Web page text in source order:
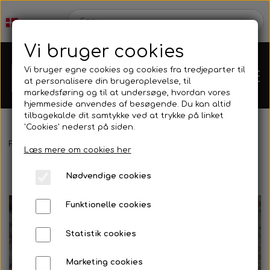
Webshop
Produkt Nyheder
Tilbud
Kleinsub
Billedgalleri
Forside
Vi bruger cookies
Vi bruger egne cookies og cookies fra tredjeparter til
at personalisere din brugeroplevelse, til
markedsføring og til at undersøge, hvordan vores
hjemmeside anvendes af besøgende. Du kan altid
tilbagekalde dit samtykke ved at trykke på linket
'Cookies' nederst på siden.
Læs mere om cookies her
Nødvendige cookies
Funktionelle cookies
Statistik cookies
Marketing cookies